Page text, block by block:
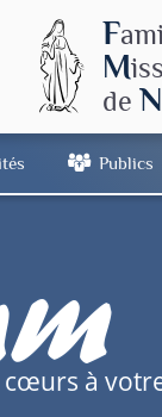
F
M
de N
Publics
cœurs à